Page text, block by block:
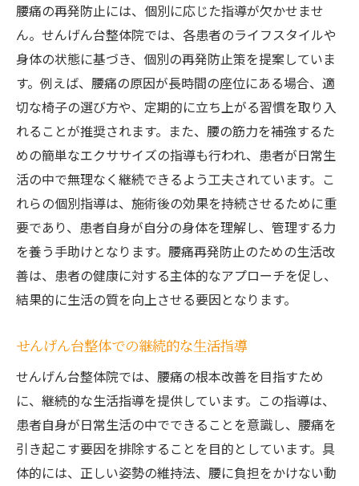
腰痛の再発防止には、個別に応じた指導が欠かせませ
ん。せんげん台整体院では、各患者のライフスタイルや
身体の状態に基づき、個別の再発防止策を提案していま
す。例えば、腰痛の原因が長時間の座位にある場合、適
切な椅子の選び方や、定期的に立ち上がる習慣を取り入
れることが推奨されます。また、腰の筋力を補強するた
めの簡単なエクササイズの指導も行われ、患者が日常生
活の中で無理なく継続できるよう工夫されています。こ
れらの個別指導は、施術後の効果を持続させるために重
要であり、患者自身が自分の身体を理解し、管理する力
を養う手助けとなります。腰痛再発防止のための生活改
善は、患者の健康に対する主体的なアプローチを促し、
結果的に生活の質を向上させる要因となります。
せんげん台整体での継続的な生活指導
せんげん台整体院では、腰痛の根本改善を目指すため
に、継続的な生活指導を提供しています。この指導は、
患者自身が日常生活の中でできることを意識し、腰痛を
引き起こす要因を排除することを目的としています。具
体的には、正しい姿勢の維持法、腰に負担をかけない動